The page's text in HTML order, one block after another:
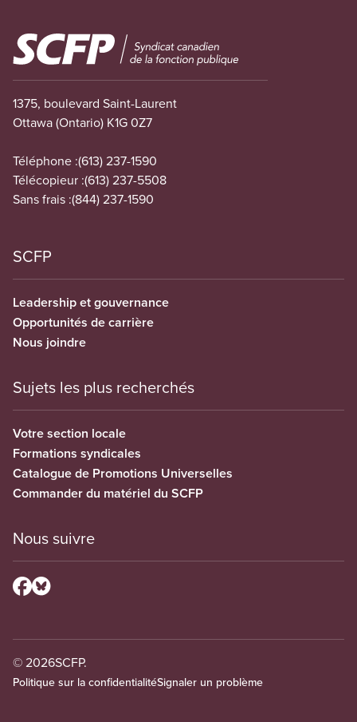
Image
1375, boulevard Saint-Laurent
Ottawa (Ontario) K1G 0Z7
Téléphone :(613) 237-1590
Télécopieur :(613) 237-5508
Sans frais :(844) 237-1590
SCFP
Leadership et gouvernance
Opportunités de carrière
Nous joindre
Sujets les plus recherchés
Votre section locale
Formations syndicales
Catalogue de Promotions Universelles
Commander du matériel du SCFP
Nous suivre
© 2026SCFP.
Politique sur la confidentialitéSignaler un problème